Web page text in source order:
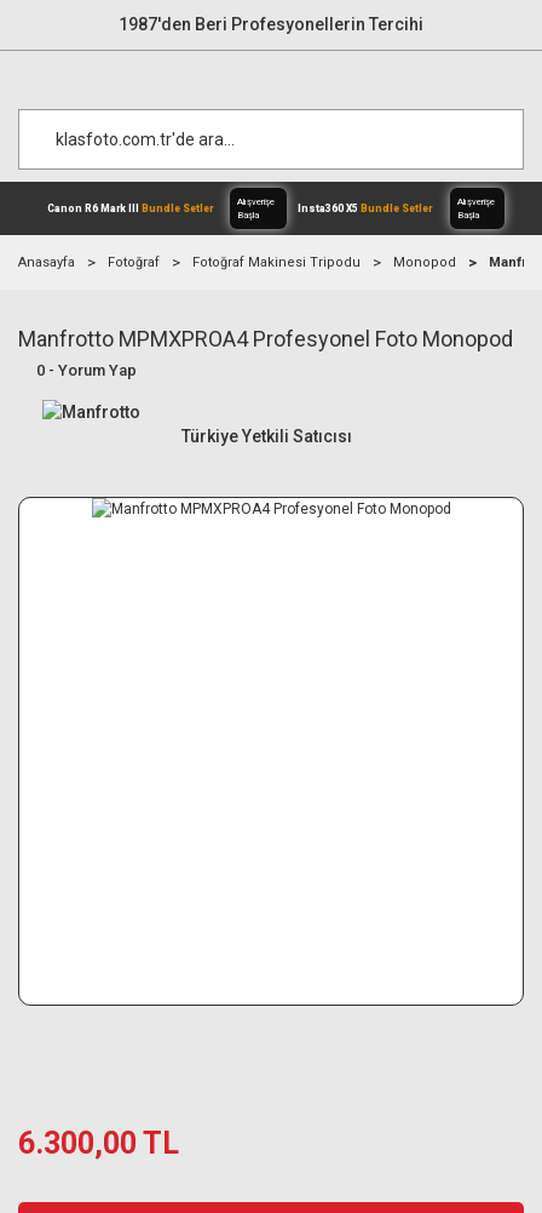
1987'den Beri Profesyonellerin Tercihi
Canon R6 Mark IIIBundle Setler
Alışverişe
Anasayfa Fotoğraf Fotoğraf Makinesi Tripodu Monopod
Manfrotto MPMXPROA4 Profesyonel Foto Monopod
0 - Yorum Yap
Türkiye Yetkili Satıcısı
6.300,00 TL